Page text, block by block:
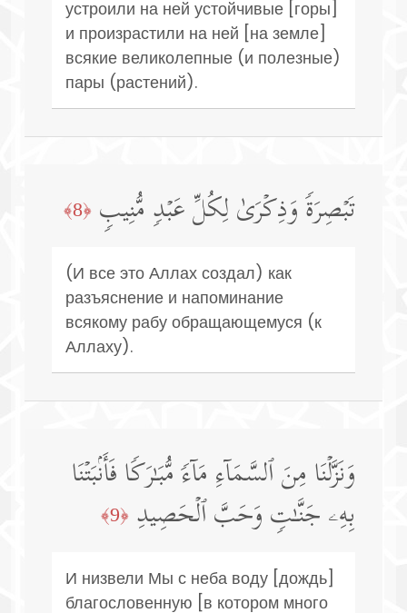
устроили на ней устойчивые [горы]
и произрастили на ней [на земле]
всякие великолепные (и полезные)
пары (растений).
تَبۡصِرَةࣰ وَذِكۡرَىٰ لِكُلِّ عَبۡدࣲ مُّنِیبࣲ ﴿8﴾
(И все это Аллах создал) как
разъяснение и напоминание
всякому рабу обращающемуся (к
Аллаху).
وَنَزَّلۡنَا مِنَ ٱلسَّمَاۤءِ مَاۤءࣰ مُّبَـٰرَكࣰا فَأَنۢبَتۡنَا
بِهِۦ جَنَّـٰتࣲ وَحَبَّ ٱلۡحَصِیدِ ﴿9﴾
И низвели Мы с неба воду [дождь]
благословенную [в котором много